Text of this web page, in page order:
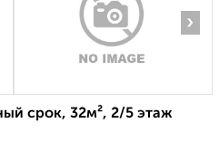
›
срок, 32м², 2/5 этаж